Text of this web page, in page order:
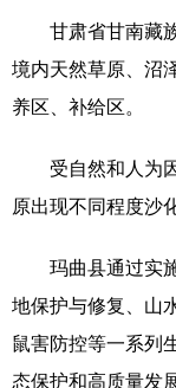
文化产业
地方频道
北京
辽宁
浙江
山东
广东
甘肃省甘南藏族
境内天然草原、沼
养区、补给区。
受自然和人为因
原出现不同程度沙
玛曲县通过实施
地保护与修复、山
鼠害防控等一系列
态保护和高质量发